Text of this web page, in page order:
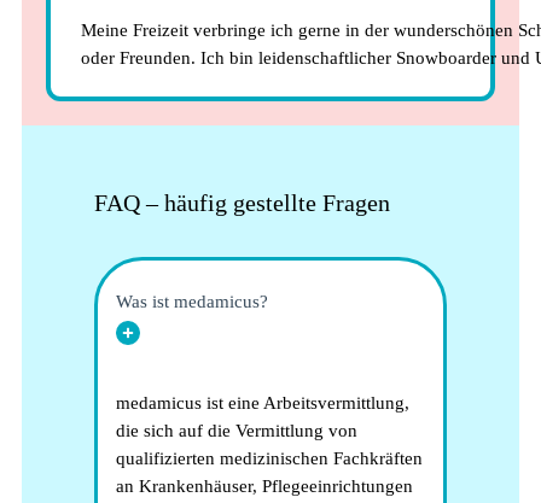
Meine Freizeit verbringe ich gerne in der wunderschönen
oder Freunden. Ich bin leidenschaftlicher Snowboarder und
FAQ – häufig gestellte Fragen
Was ist medamicus?
medamicus ist eine Arbeitsvermittlung,
die sich auf die Vermittlung von
qualifizierten medizinischen Fachkräften
an Krankenhäuser, Pflegeeinrichtungen